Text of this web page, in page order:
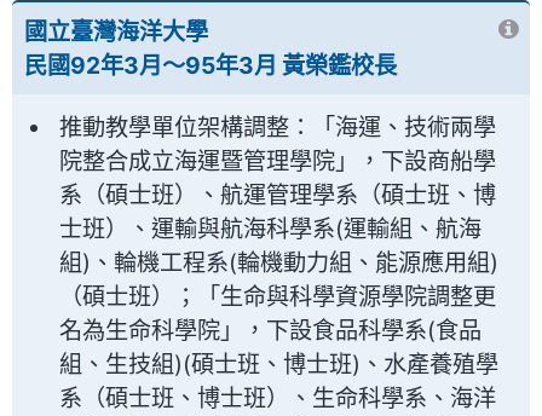
國立臺灣海洋大學
民國92年3月～95年3月 黃榮鑑校長
推動教學單位架構調整：「海運、技術兩學
院整合成立海運暨管理學院」，下設商船學
系（碩士班）、航運管理學系（碩士班、博
士班）、運輸與航海科學系(運輸組、航海
組)、輪機工程系(輪機動力組、能源應用組)
（碩士班）；「生命與科學資源學院調整更
名為生命科學院」，下設食品科學系(食品
組、生技組)(碩士班、博士班)、水產養殖學
系（碩士班、博士班）、生命科學系、海洋